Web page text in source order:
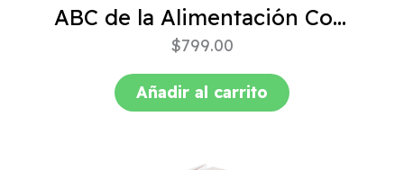
ABC de la Alimentación Complementaria 4ta edición
$799.00
Añadir al carrito